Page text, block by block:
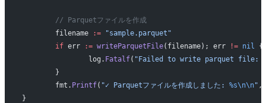
	// Parquetファイルを作成
	filename
:= "sample.parquet"
	if
err := writeParquetFile(filename); err != nil {
		log.
Fatalf( "Failed to write parquet file:
	}
	fmt.
Printf( "✓ Parquetファイルを作成しました: %s\n\n" ,
}